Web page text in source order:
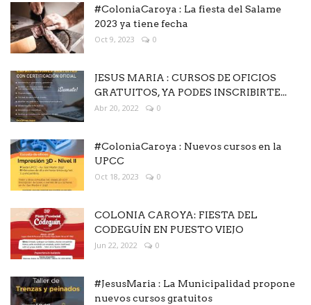
#ColoniaCaroya : La fiesta del Salame
2023 ya tiene fecha
Oct 9, 2023 0
JESUS MARIA : CURSOS DE OFICIOS
GRATUITOS, YA PODES INSCRIBIRTE...
Abr 20, 2022 0
#ColoniaCaroya : Nuevos cursos en la
UPCC
Oct 18, 2023 0
COLONIA CAROYA: FIESTA DEL
CODEGUÍN EN PUESTO VIEJO
Jun 22, 2022 0
#JesusMaria : La Municipalidad propone
nuevos cursos gratuitos